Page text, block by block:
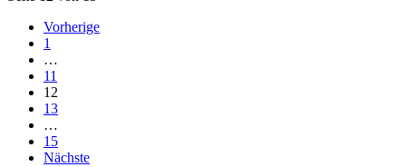
Vorherige
1
…
11
12
13
…
15
Nächste